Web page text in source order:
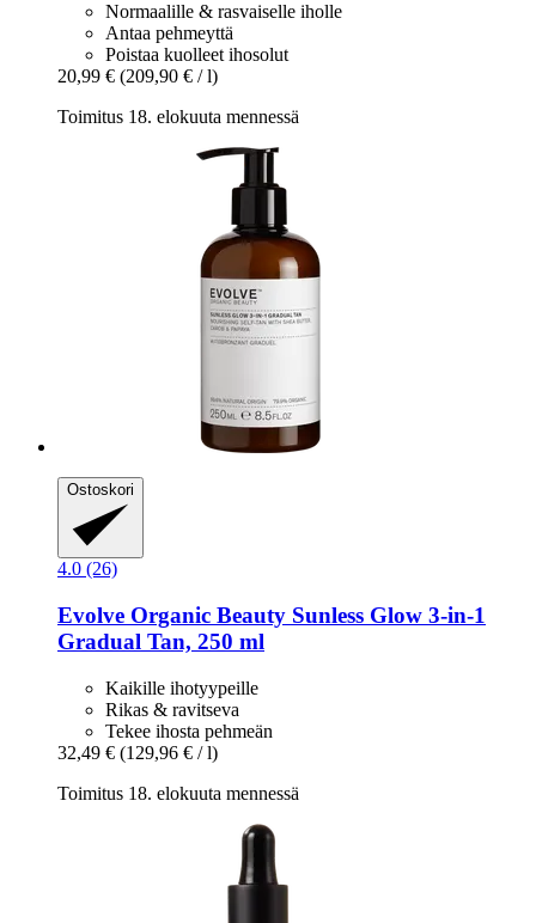
Normaalille & rasvaiselle iholle
Antaa pehmeyttä
Poistaa kuolleet ihosolut
20,99 € (209,90 € / l)
Toimitus 18. elokuuta mennessä
Ostoskori
4.0 (26)
Evolve Organic Beauty Sunless Glow 3-​in-​1
Gradual Tan, 250 ml
Kaikille ihotyypeille
Rikas & ravitseva
Tekee ihosta pehmeän
32,49 € (129,96 € / l)
Toimitus 18. elokuuta mennessä